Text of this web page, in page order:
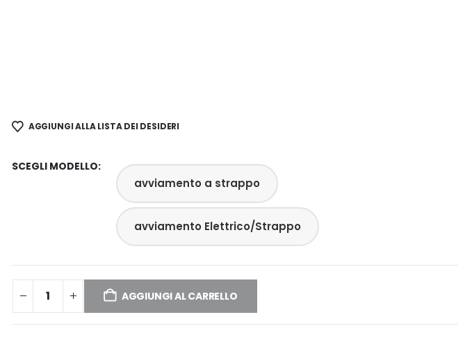
AGGIUNGI ALLA LISTA DEI DESIDERI
SCEGLI MODELLO
avviamento a strappo
avviamento Elettrico/Strappo
AGGIUNGI AL CARRELLO